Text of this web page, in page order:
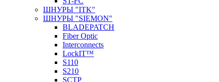
ШНУРЫ "ITK"
ШНУРЫ "SIEMON"
BLADEPATCH
Fiber Optic
Interconnects
LockIT™
S110
S210
SCTP